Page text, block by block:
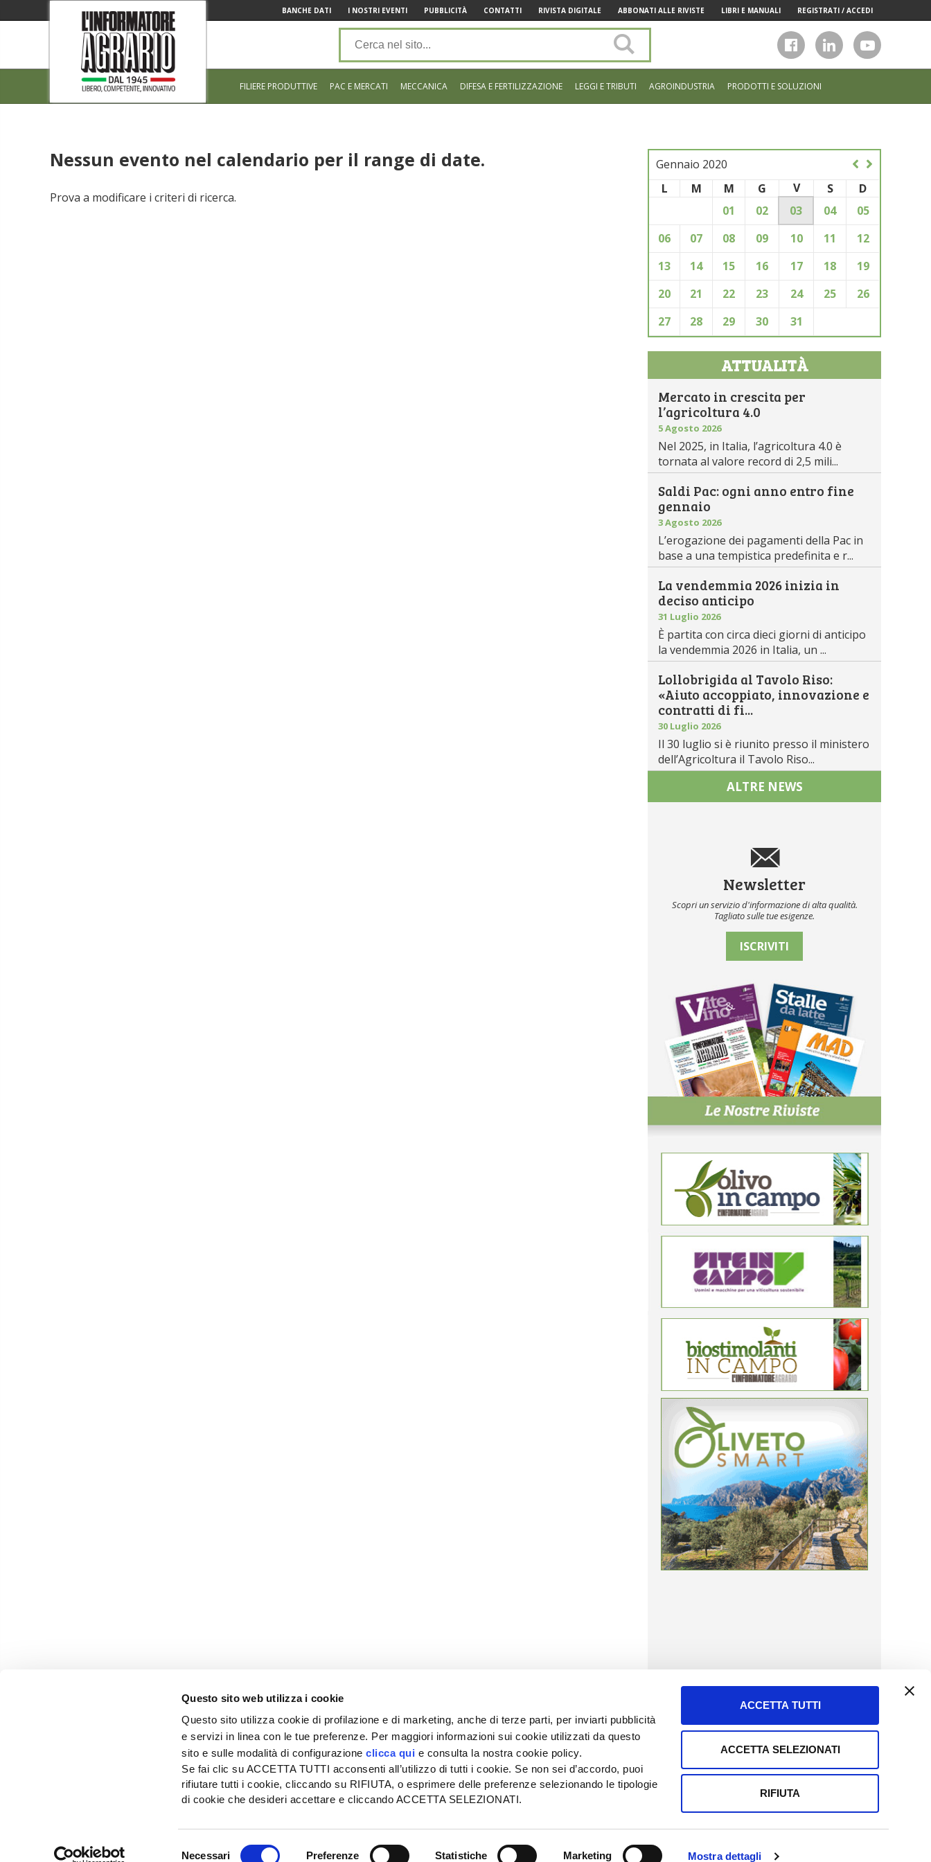
Questo sito web utilizza i cookie
Questo sito utilizza cookie di profilazione e di marketing, anche di terze parti, per inviarti pubblicità
e servizi in linea con le tue preferenze. Per maggiori informazioni sui cookie utilizzati da questo
sito e sulle modalità di configurazioneclicca qui e consulta la nostra cookie policy.
Se fai clic su ACCETTA TUTTI acconsenti all’utilizzo di tutti i cookie. Se non sei d’accordo, puoi
rifiutare tutti i cookie, cliccando su RIFIUTA, o esprimere delle preferenze selezionando le tipologie
di cookie che desideri accettare e cliccando ACCETTA SELEZIONATI.
Necessari Preferenze Statistiche Marketing Mostra dettagli
ACCETTA TUTTI
ACCETTA SELEZIONATI
RIFIUTA
BANCHE DATI I NOSTRI EVENTI PUBBLICITÀ CONTATTI RIVISTA DIGITALE ABBONATI ALLE RIVISTE LIBRI E MANUALI REGISTRATI / ACCEDI
sito
FILIERE PRODUTTIVE PAC E MERCATI MECCANICA DIFESA E FERTILIZZAZIONE LEGGI E TRIBUTI AGROINDUSTRIA PRODOTTI E SOLUZIONI
Nessun evento nel calendario per il range di date.
Prova a modificare i criteri di ricerca.
Gennaio 2020
L
M M G V S
D
01
02 03 04
05
06
07 08 09 10 11
12
13
14 15 16 17 18
19
20
21 22 23 24 25
26
27
28 29 30 31
ATTUALITÀ
Mercato in crescita per
l’agricoltura 4.0
5 Agosto 2026
Nel 2025, in Italia, l’agricoltura 4.0 è
tornata al valore record di 2,5 mili...
Saldi Pac: ogni anno entro fine
gennaio
3 Agosto 2026
L’erogazione dei pagamenti della Pac in
base a una tempistica predefinita e r...
La vendemmia 2026 inizia in
deciso anticipo
31 Luglio 2026
È partita con circa dieci giorni di anticipo
la vendemmia 2026 in Italia, un ...
Lollobrigida al Tavolo Riso:
«Aiuto accoppiato, innovazione e
contratti di fi...
30 Luglio 2026
Il 30 luglio si è riunito presso il ministero
dell’Agricoltura il Tavolo Riso...
ALTRE NEWS
Newsletter
Scopri un servizio d'informazione di alta qualità.
Tagliato sulle tue esigenze.
ISCRIVITI
EDIZIONI L'INFORMATORE AGRARIO Srl
SEDE
Tel + 39.045.8057511
info@informatoreagrario.it
PUBBLICITÀ
Tel + 39.045.8057523
pubblicita@informatoreagrario.it
Tel + 39.045.8009480
clienti@informatoreagrario.it
© 2026 Edizioni L'informatore Agrario S.r.l-Tutti i diritti riservati - Partita iva: 00230010233 Reg. imp. di Verona nr. 00230010233 Capitale sociale: Euro 510.000,00 i.v.